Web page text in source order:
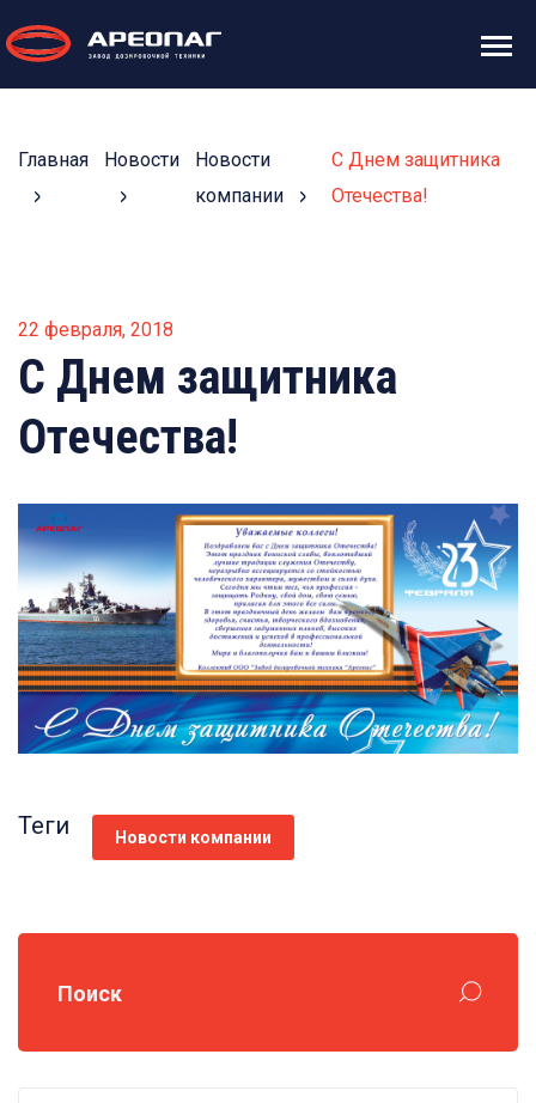
Главная Новости
Новости
компании
С Днем защитника
Отечества!
22 февраля, 2018
С Днем защитника
Отечества!
Теги Новости компании
Поиск